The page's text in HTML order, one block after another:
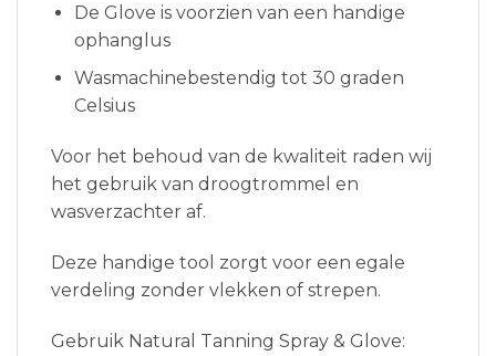
De Glove is voorzien van een handige
ophanglus
Wasmachinebestendig tot 30 graden
Celsius
Voor het behoud van de kwaliteit raden wij
het gebruik van droogtrommel en
wasverzachter af.
Deze handige tool zorgt voor een egale
verdeling zonder vlekken of strepen.
Gebruik Natural Tanning Spray & Glove: